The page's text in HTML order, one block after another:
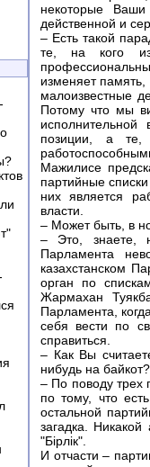
некоторые
действенной и
– Есть такой
те, на кого
изменяет
малоизвестные
Потому что мы
позиции, а те,
Мажилисе
партийные
них является
власти.
– Может быть, в
– Это, знаете,
Парламента
казахстанском
орган по
Жармахан
Парламента,
себя вести по
справиться.
– Как Вы
нибудь на байкот?
– По поводу трех
по тому, что
остальной
загадка.
"Бiрлiк".
И отчасти –